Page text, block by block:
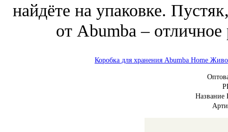
найдёте на упаковке.
от Abumba –
Коробка для хранения Abumba Home